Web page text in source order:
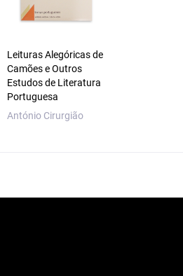
Leituras Alegóricas de
Camões e Outros
Estudos de Literatura
Portuguesa
António Cirurgião